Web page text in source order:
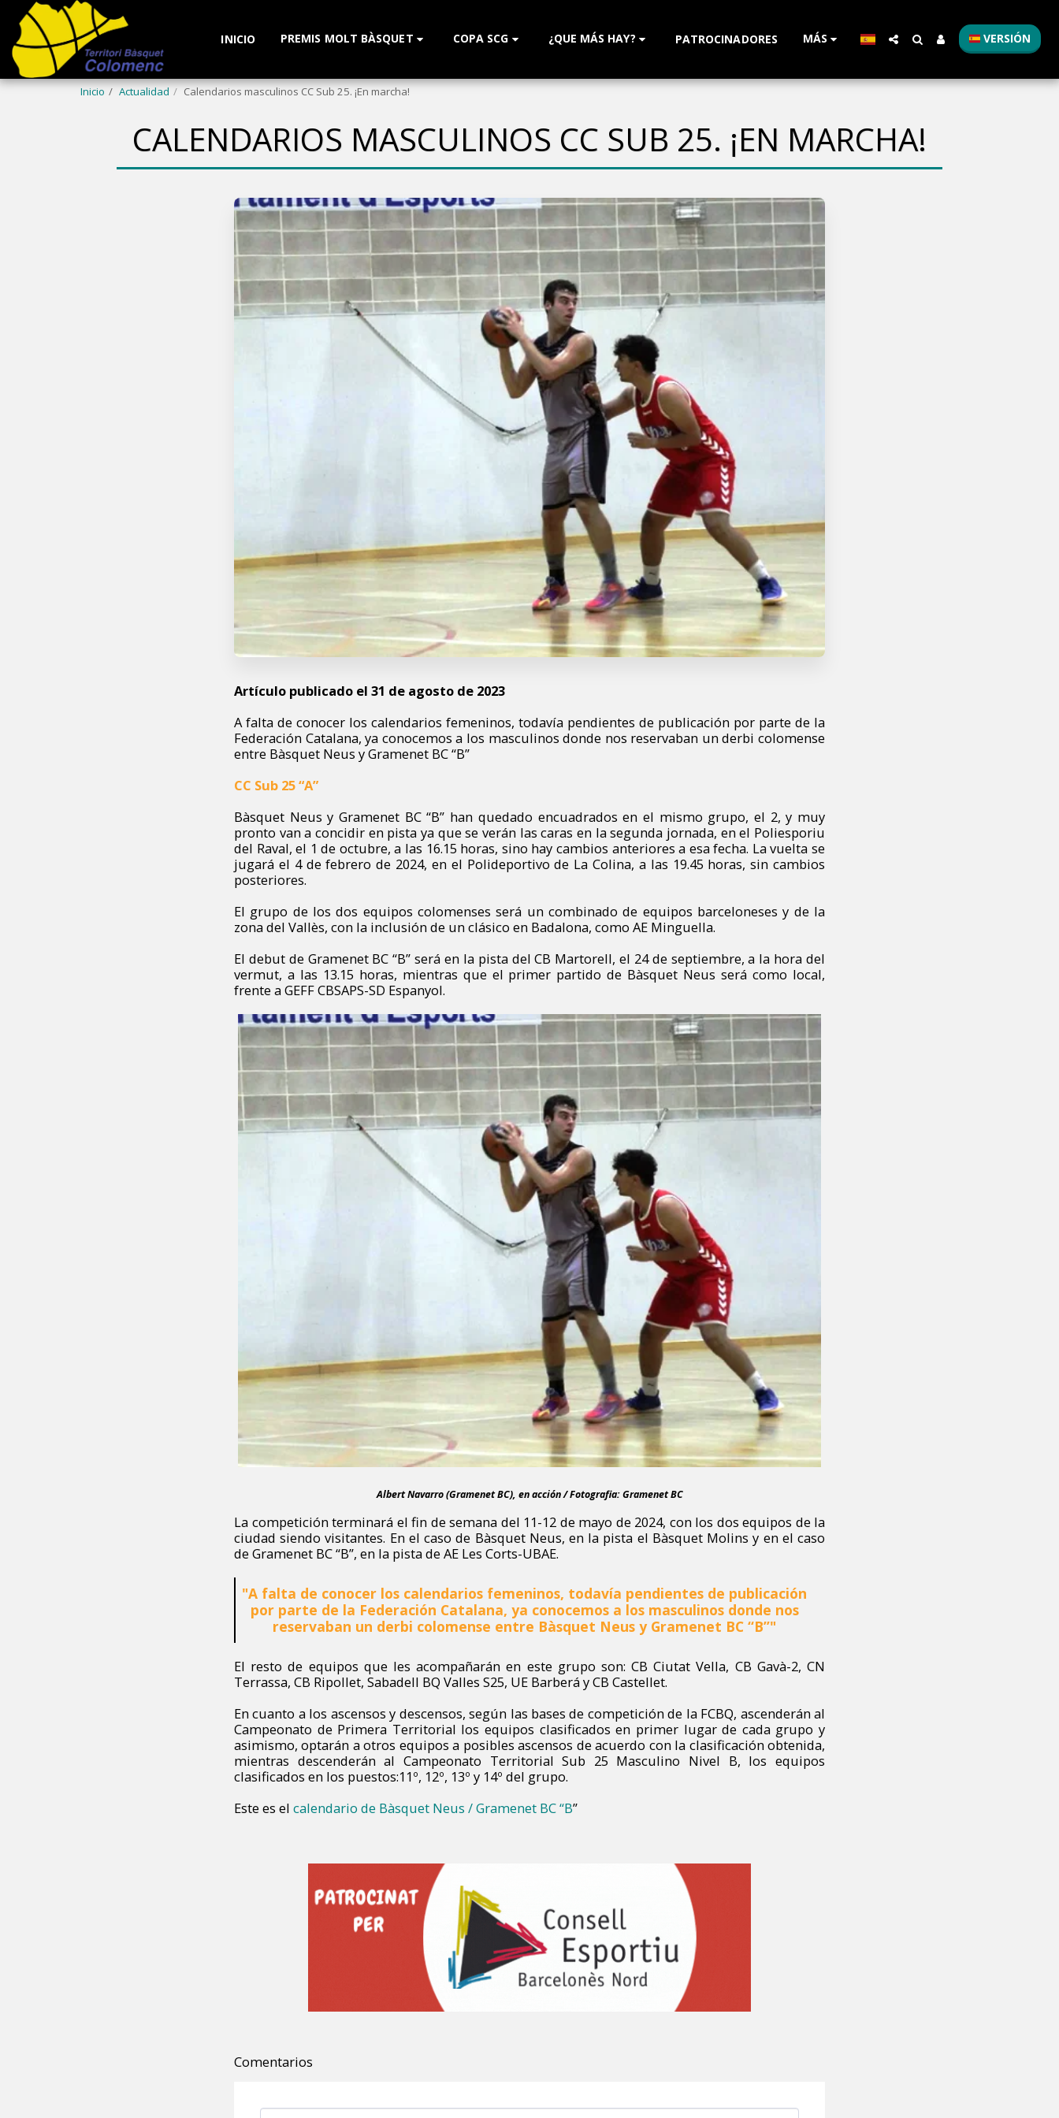
INICIO PREMIS MOLT BÀSQUET COPA SCG ¿QUE MÁS HAY? PATROCINADORES MÁS VERSIÓN
Inicio Actualidad Calendarios masculinos CC Sub 25. ¡En marcha!
CALENDARIOS MASCULINOS CC SUB 25. ¡EN MARCHA!
Artículo publicado el 31 de agosto de 2023
A falta de conocer los calendarios femeninos, todavía pendientes de publicación por parte de la
Federación Catalana, ya conocemos a los masculinos donde nos reservaban un derbi colomense
entre Bàsquet Neus y Gramenet BC “B”
CC Sub 25 “A”
Bàsquet Neusy Gramenet BC “B” han quedado encuadrados en el mismo grupo, el 2, y muy
pronto van a concidir en pista ya que se verán las caras en la segunda jornada, en el Poliesporiu
del Raval, el 1 de octubre, a las 16.15 horas, sino hay cambios anteriores a esa fecha. La vuelta se
jugará el 4 de febrero de 2024, en el Polideportivo de La Colina, a las 19.45 horas, sin cambios
posteriores.
El grupo de los dos equipos colomenses será un combinado de equipos barceloneses y de la
zona del Vallès, con la inclusión de un clásico en Badalona, como AE Minguella.
El debut de Gramenet BC “B” será en la pista del CB Martorell, el 24 de septiembre, a la hora del
vermut, a las 13.15 horas, mientras que el primer partido de Bàsquet Neus será como local,
frente a GEFF CBSAPS-SD Espanyol.
Albert Navarro (Gramenet BC), en acción / Fotografia: Gramenet BC
La competición terminará el fin de semana del 11-12 de mayo de 2024, con los dos equipos de la
ciudad siendo visitantes. En el caso de Bàsquet Neus, en la pista el Bàsquet Molins y en el caso
de Gramenet BC “B”, en la pista de AE Les Corts-UBAE.
"A falta de conocer los calendarios femeninos, todavía pendientes de publicación
por parte de la Federación Catalana, ya conocemos a los masculinos donde nos
reservaban un derbi colomense entre Bàsquet Neus y Gramenet BC “B”"
El resto de equipos que les acompañarán en este grupo son: CB Ciutat Vella, CB Gavà-2, CN
Terrassa, CB Ripollet, Sabadell BQ Valles S25, UE Barberá y CB Castellet.
En cuanto a los ascensos y descensos, según las bases de competición de la FCBQ, ascenderán al
Campeonato de Primera Territorial los equipos clasificados en primer lugar de cada grupo y
asimismo, optarán a otros equipos a posibles ascensos de acuerdo con la clasificación obtenida,
mientras descenderán al Campeonato Territorial Sub 25 Masculino Nivel B, los equipos
clasificados en los puestos:11º, 12º, 13º y 14º del grupo.
Este es el calendario de Bàsquet Neus / Gramenet BC “B”
Comentarios